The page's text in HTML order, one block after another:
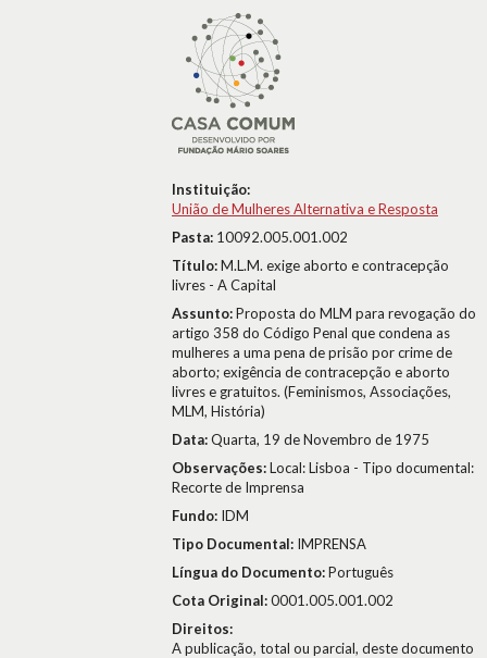
Instituição:
União de Mulheres Alternativa e Resposta
Pasta: 10092.005.001.002
Título:M.L.M. exige aborto e contracepção
livres - A Capital
Assunto:Proposta do MLM para revogação do
artigo 358 do Código Penal que condena as
mulheres a uma pena de prisão por crime de
aborto; exigência de contracepção e aborto
livres e gratuitos. (Feminismos, Associações,
MLM, História)
Data:Quarta, 19 de Novembro de 1975
Observações:Local: Lisboa - Tipo documental:
Recorte de Imprensa
Fundo: IDM
Tipo Documental: IMPRENSA
Língua do Documento:Português
Cota Original:0001.005.001.002
Direitos:
A publicação, total ou parcial, deste documento